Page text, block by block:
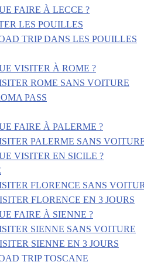
FAIRE À LECCE ?
LES POUILLES
TRIP DANS LES POUILLES
VISITER À ROME ?
ROME SANS VOITURE
PASS
FAIRE À PALERME ?
PALERME SANS
VISITER EN SICILE ?
FLORENCE SANS
FLORENCE EN 3 JOURS
FAIRE À SIENNE ?
SIENNE SANS VOITURE
SIENNE EN 3 JOURS
TRIP TOSCANE